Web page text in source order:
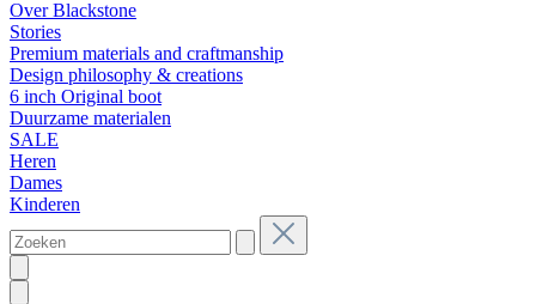
Over Blackstone
Stories
Premium materials and craftmanship
Design philosophy & creations
6 inch Original boot
Duurzame materialen
SALE
Heren
Dames
Kinderen